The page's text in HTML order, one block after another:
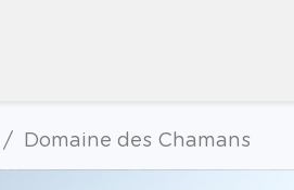
Domaine des Chamans